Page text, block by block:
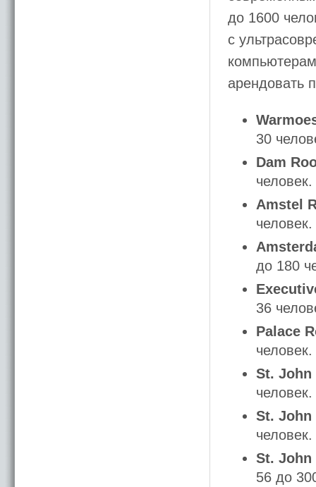
до 1600
с
арендовать
30
Dam
человек.
Amstel
человек.
до 180
36
Palace
человек.
St. John
человек.
St. John
человек.
St. John
56 до